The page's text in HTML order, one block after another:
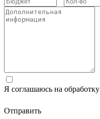
Я соглашаюсь на
Отправить